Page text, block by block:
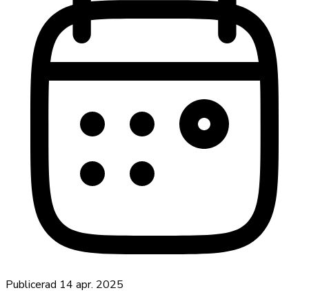
Publicerad 14 apr. 2025